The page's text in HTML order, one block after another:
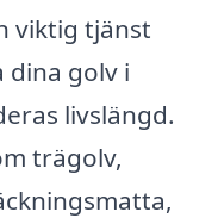
viktig tjänst
dina golv i
livslängd.
trägolv,